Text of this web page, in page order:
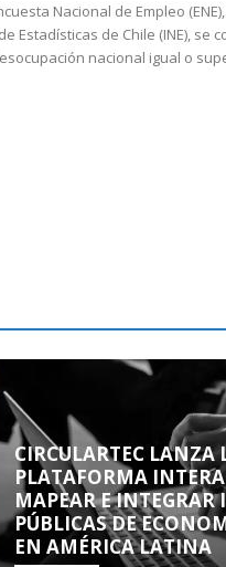
Nacional de Empleo
Estadísticas de Chile (INE), se
nacional igual o
CIRCULARTEC LANZA
PLATAFORMA
MAPEAR E INTEGRAR
PÚBLICAS DE
EN AMÉRICA LATINA